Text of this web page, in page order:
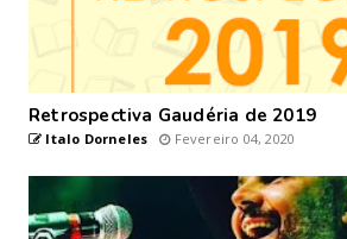
Retrospectiva Gaudéria de 2019
Italo Dorneles Fevereiro 04, 2020